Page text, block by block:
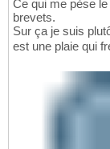
Ce qui me pèse
brevets.
Sur ça je suis
est une plaie qui